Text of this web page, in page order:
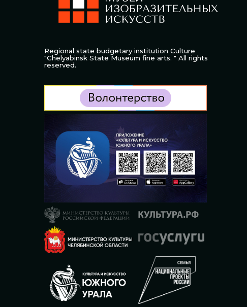
Regional state budgetary institution Culture
"Chelyabinsk State Museum fine arts. " All rights
reserved.